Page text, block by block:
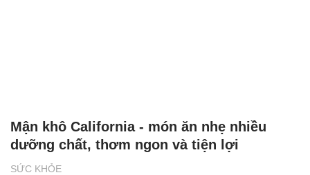
SỨC KHỎE
Mận khô California - món ăn nhẹ nhiều
dưỡng chất, thơm ngon và tiện lợi